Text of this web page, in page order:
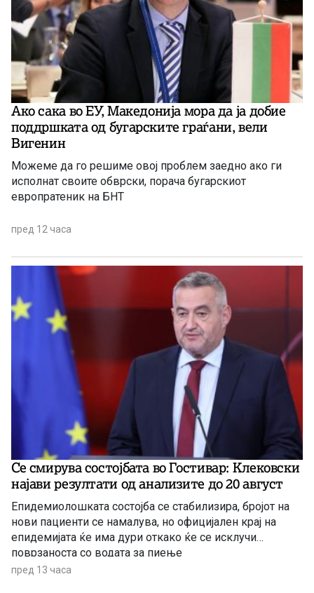
Ако сака во ЕУ, Македонија мора да ја добие
поддршката од бугарските граѓани, вели
Вигенин
Можеме да го решиме овој проблем заедно ако ги
исполнат своите обврски, порача бугарскиот
европратеник на БНТ
пред 12 часа
Се смирува состојбата во Гостивар: Клековски
најави резултати од анализите до 20 август
Епидемиолошката состојба се стабилизира, бројот на
нови пациенти се намалува, но официјален крај на
епидемијата ќе има дури откако ќе се исклучи
поврзаноста со водата за пиење
пред 13 часа